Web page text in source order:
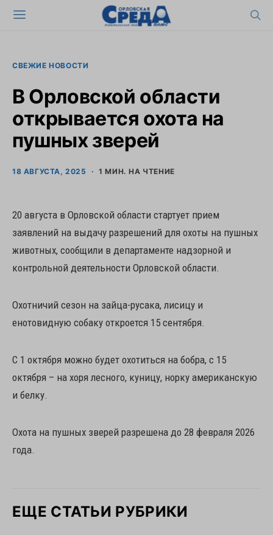
СВЕЖИЕ НОВОСТИ
В Орловской области
открывается охота на
пушных зверей
18 АВГУСТА, 2025 1 МИН. НА ЧТЕНИЕ
20 августа в Орловской области стартует прием
заявлений на выдачу разрешений для охоты на пушных
животных, сообщили в департаменте надзорной и
контрольной деятельности Орловской области.
Охотничий сезон на зайца-русака, лисицу и
енотовидную собаку откроется 15 сентября.
С 1 октября можно будет охотиться на бобра, с 15
октября – на хоря лесного, куницу, норку американскую
и белку.
Охота на пушных зверей разрешена до 28 февраля 2026
года.
ЕЩЕ СТАТЬИ РУБРИКИ